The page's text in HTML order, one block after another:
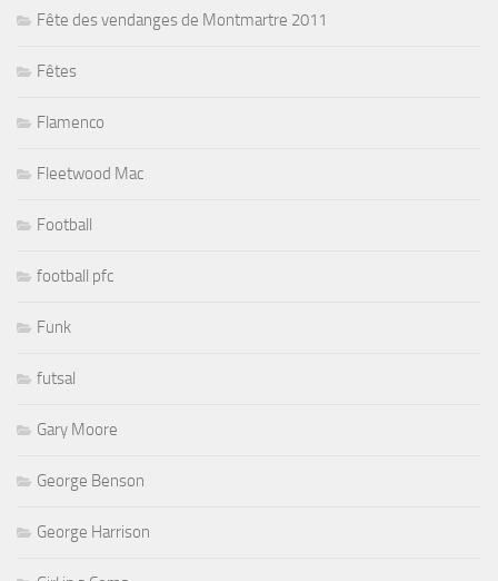
Fête des vendanges de Montmartre 2011
Fêtes
Flamenco
Fleetwood Mac
Football
football pfc
Funk
futsal
Gary Moore
George Benson
George Harrison